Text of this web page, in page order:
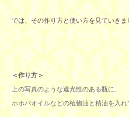
では、その作り方と使い方を見ていきま
＜作り方＞
上の写真のような遮光性のある瓶に、
ホホバオイルなどの植物油と精油を入